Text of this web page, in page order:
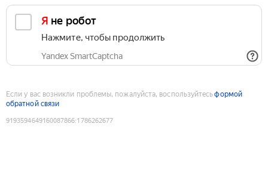
Я не робот
Нажмите, чтобы продолжить
Yandex SmartCaptcha
Если у вас возникли проблемы, пожалуйста, воспользуйтесьформой
обратной связи
9193594649160087866:1786262677